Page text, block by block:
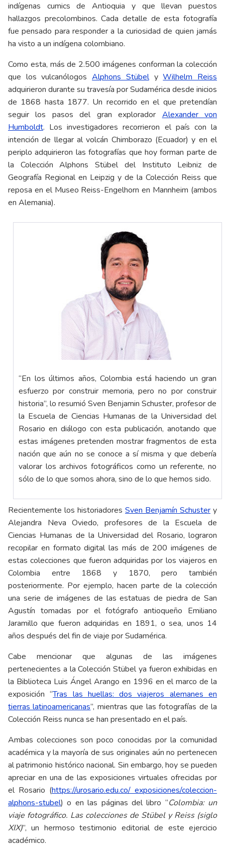
indígenas cumics de Antioquia y que llevan puestos
hallazgos precolombinos. Cada detalle de esta fotografía
fue pensado para responder a la curiosidad de quien jamás
ha visto a un indígena colombiano.
Como esta, más de 2.500 imágenes conforman la colección
que los vulcanólogosAlphons StübelyWilhelm Reiss
adquirieron durante su travesía por Sudamérica desde inicios
de 1868 hasta 1877. Un recorrido en el que pretendían
seguir los pasos del gran explorador Alexander von
Humboldt. Los investigadores recorrieron el país con la
intención de llegar al volcán Chimborazo (Ecuador) y en el
periplo adquirieron las fotografías que hoy forman parte de
la Colección Alphons Stübel del Instituto Leibniz de
Geografía Regional en Leipzig y de la Colección Reiss que
reposa en el Museo Reiss-Engelhorn en Mannheim (ambos
en Alemania).
“En los últimos años, Colombia está haciendo un gran
esfuerzo por construir memoria, pero no por construir
historia”, lo resumió Sven Benjamin Schuster, profesor de
la Escuela de Ciencias Humanas de la Universidad del
Rosario en diálogo con esta publicación, anotando que
estas imágenes pretenden mostrar fragmentos de esta
nación que aún no se conoce a sí misma y que debería
valorar los archivos fotográficos como un referente, no
sólo de lo que somos ahora, sino de lo que hemos sido.
Recientemente los historiadores Sven Benjamín Schuster y
Alejandra Neva Oviedo, profesores de la Escuela de
Ciencias Humanas de la Universidad del Rosario, lograron
recopilar en formato digital las más de 200 imágenes de
estas colecciones que fueron adquiridas por los viajeros en
Colombia entre 1868 y 1870, pero también
posteriormente. Por ejemplo, hacen parte de la colección
una serie de imágenes de las estatuas de piedra de San
Agustín tomadas por el fotógrafo antioqueño Emiliano
Jaramillo que fueron adquiridas en 1891, o sea, unos 14
años después del fin de viaje por Sudamérica.
Cabe mencionar que algunas de las imágenes
pertenecientes a la Colección Stübel ya fueron exhibidas en
la Biblioteca Luis Ángel Arango en 1996 en el marco de la
exposición “Tras las huellas: dos viajeros alemanes en
tierras latinoamericanas”, mientras que las fotografías de la
Colección Reiss nunca se han presentado en el país.
Ambas colecciones son poco conocidas por la comunidad
académica y la mayoría de sus originales aún no pertenecen
al patrimonio histórico nacional. Sin embargo, hoy se pueden
apreciar en una de las exposiciones virtuales ofrecidas por
el Rosario (https://urosario.edu.co/ exposiciones/coleccion-
alphons-stubel) o en las páginas del libro “Colombia: un
viaje fotográfico. Las colecciones de Stübel y Reiss (siglo
XIX)”, un hermoso testimonio editorial de este ejercicio
académico.